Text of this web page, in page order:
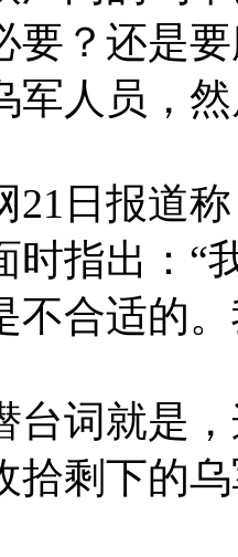
要？还是
军人员，
21日报道
时指出：“
不合适的
台词就是
拾剩下的